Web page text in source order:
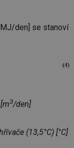
[MJ/den] se stanoví
3/den]
(13,5°C) [°C]